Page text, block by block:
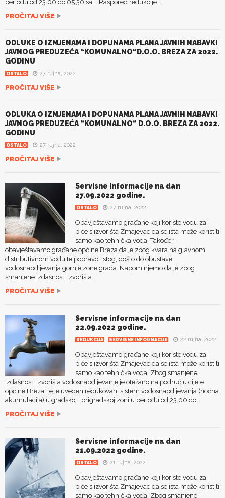
periodu od 23:00 do 05:30 sati. Raspored redukcije:...
PROČITAJ VIŠE
ODLUKE O IZMJENAMA I DOPUNAMA PLANA JAVNIH NABAVKI
JAVNOG PREDUZEĆA “KOMUNALNO“D.O.O. BREZA ZA 2022.
GODINU
OSTALO 27 rujna, 2022
PROČITAJ VIŠE
ODLUKA O IZMJENAMA I DOPUNAMA PLANA JAVNIH NABAVKI
JAVNOG PREDUZEĆA “KOMUNALNO“ D.O.O. BREZA ZA 2022.
GODINU
OSTALO 27 rujna, 2022
PROČITAJ VIŠE
Servisne informacije na dan
27.09.2022 godine.
OSTALO 27 rujna, 2022
Obavještavamo građane koji koriste vodu za
piće s izvorišta Zmajevac da se ista može koristiti
samo kao tehnička voda. Također
obavještavamo građane općine Breza da je zbog kvara na glavnom
distributivnom vodu te popravci istog, došlo do obustave
vodosnabdijevanja gornje zone grada. Napominjemo da je zbog
smanjene izdašnosti izvorišta...
PROČITAJ VIŠE
Servisne informacije na dan
22.09.2022 godine.
REDUKCIJA SERVISNE INFORMACIJE 22 rujna, 2022
Obavještavamo građane koji koriste vodu za
piće s izvorišta Zmajevac da se ista može koristiti
samo kao tehnička voda. Zbog smanjene
izdašnosti izvorišta vodosnabdijevanje je otežano na području cijele
općine Breza, te je uveden redukovani sistem vodosnabdijevanja (noćna
akumulacija) u gradskoj i prigradskoj zoni u periodu od 23:00 do...
PROČITAJ VIŠE
Servisne informacije na dan
21.09.2022 godine.
OSTALO 21 rujna, 2022
Obavještavamo građane koji koriste vodu za
piće s izvorišta Zmajevac da se ista može koristiti
samo kao tehnička voda. Zbog smanjene